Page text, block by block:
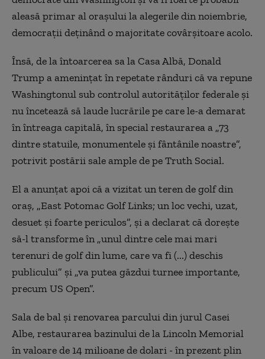
aleasă primar al oraşului la alegerile din noiembrie,
democraţii deţinând o majoritate covârşitoare acolo.
Însă, de la întoarcerea sa la Casa Albă, Donald
Trump a ameninţat în repetate rânduri că va repune
Washingtonul sub controlul autorităţilor federale şi
nu încetează să laude lucrările pe care le-a demarat
în întreaga capitală, în special restaurarea a „73
dintre statuile, monumentele şi fântânile noastre”,
potrivit postării sale ample de pe Truth Social.
El a anunţat apoi că a vizitat un teren de golf din
oraş, „East Potomac Golf Links; un loc vechi, uzat,
desuet şi foarte periculos”, şi a declarat că doreşte
să-l transforme în „unul dintre cele mai mari
terenuri de golf din lume, care va fi (...) deschis
publicului” şi „va putea găzdui turnee importante,
precum US Open”.
Sala de bal şi renovarea parcului din jurul Casei
Albe, restaurarea bazinului de la Lincoln Memorial
în valoare de 14 milioane de dolari - în prezent plin